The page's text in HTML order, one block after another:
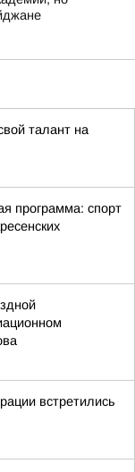
талант на
программа: спорт
встретились